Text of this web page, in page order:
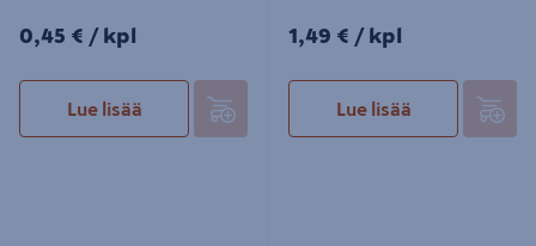
0,45€/kpl
0,45 € / kpl
Lue lisää
1,49€/kpl
1,49 € / kpl
Lue lisää